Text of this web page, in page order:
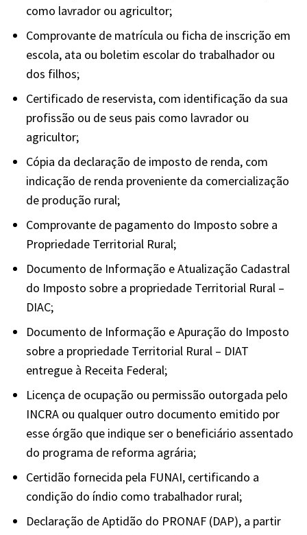
como lavrador ou agricultor;
Comprovante de matrícula ou ficha de inscrição em
escola, ata ou boletim escolar do trabalhador ou
dos filhos;
Certificado de reservista, com identificação da sua
profissão ou de seus pais como lavrador ou
agricultor;
Cópia da declaração de imposto de renda, com
indicação de renda proveniente da comercialização
de produção rural;
Comprovante de pagamento do Imposto sobre a
Propriedade Territorial Rural;
Documento de Informação e Atualização Cadastral
do Imposto sobre a propriedade Territorial Rural –
DIAC;
Documento de Informação e Apuração do Imposto
sobre a propriedade Territorial Rural – DIAT
entregue à Receita Federal;
Licença de ocupação ou permissão outorgada pelo
INCRA ou qualquer outro documento emitido por
esse órgão que indique ser o beneficiário assentado
do programa de reforma agrária;
Certidão fornecida pela FUNAI, certificando a
condição do índio como trabalhador rural;
Declaração de Aptidão do PRONAF (DAP), a partir